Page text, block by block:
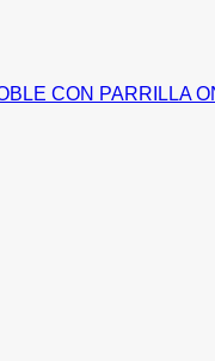
CON PARRILLA